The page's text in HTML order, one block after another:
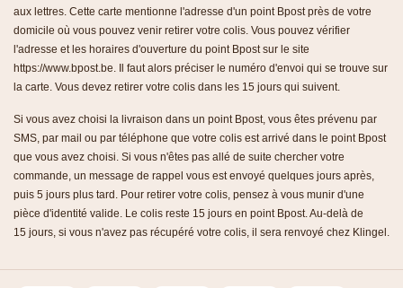
aux lettres. Cette carte mentionne l'adresse d'un point Bpost près de votre
domicile où vous pouvez venir retirer votre colis. Vous pouvez vérifier
l'adresse et les horaires d'ouverture du point Bpost sur le site
https://www.bpost.be. Il faut alors préciser le numéro d'envoi qui se trouve sur
la carte. Vous devez retirer votre colis dans les 15 jours qui suivent.
Si vous avez choisi la livraison dans un point Bpost, vous êtes prévenu par
SMS, par mail ou par téléphone que votre colis est arrivé dans le point Bpost
que vous avez choisi. Si vous n'êtes pas allé de suite chercher votre
commande, un message de rappel vous est envoyé quelques jours après,
puis 5 jours plus tard. Pour retirer votre colis, pensez à vous munir d'une
pièce d'identité valide. Le colis reste 15 jours en point Bpost. Au-delà de
15 jours, si vous n'avez pas récupéré votre colis, il sera renvoyé chez Klingel.